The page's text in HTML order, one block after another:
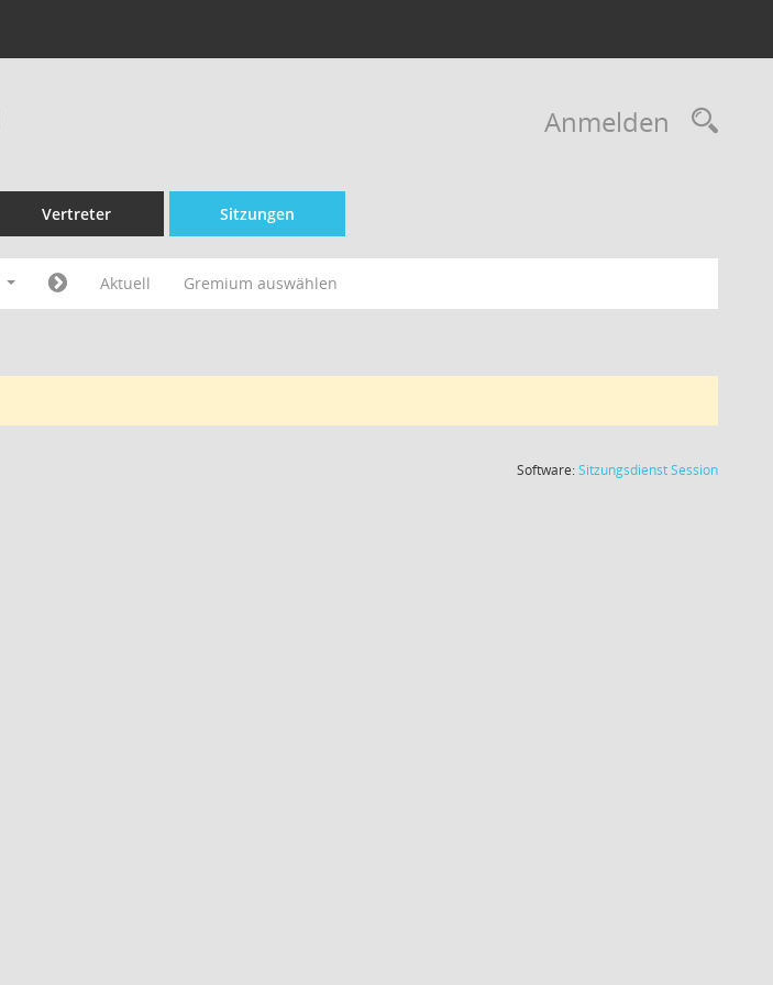
Anmelden
Vertreter Sitzungen
Aktuell Gremium auswählen
Software:SitzungsdienstSession(Wird in